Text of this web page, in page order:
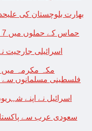
بھارت بلوچستان کی
اسرائیلی جارحیت
مکہ مکرمہ میں
فلسطینی مسلمانوں سے
اسرائیل نے اپنے
سعودی عرب سے